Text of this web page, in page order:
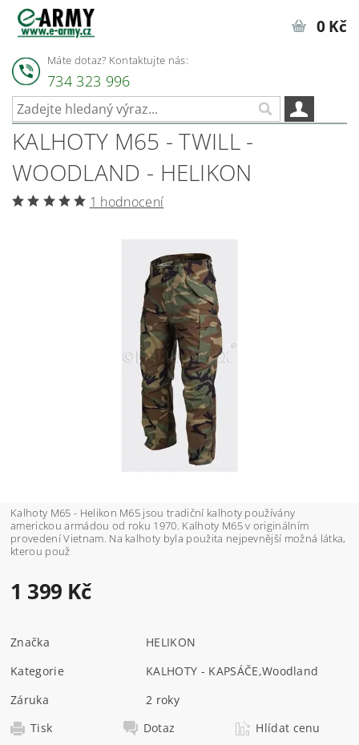
Máte dotaz? Kontaktujte nás:
734 323 996
0 Kč
KALHOTY M65 - TWILL -
WOODLAND - HELIKON
1 hodnocení
Kalhoty M65 - Helikon M65 jsou tradiční kalhoty používány
americkou armádou od roku 1970. Kalhoty M65 v originálním
provedení Vietnam. Na kalhoty byla použita nejpevnější možná látka,
kterou použ
1 399 Kč
Značka
HELIKON
Kategorie
KALHOTY - KAPSÁČE,Woodland
Záruka
2 roky
Tisk
Dotaz
Hlídat cenu